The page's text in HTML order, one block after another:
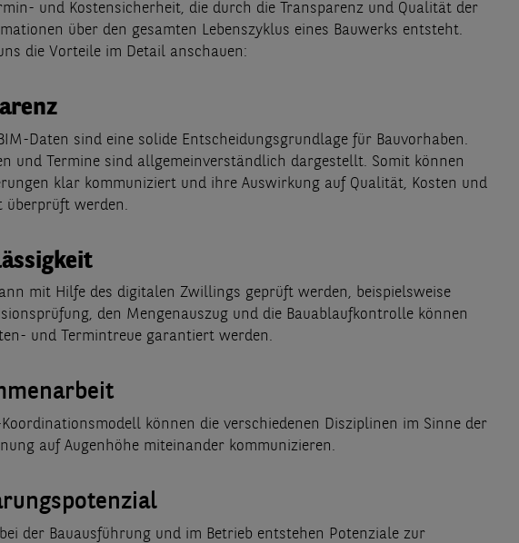
und Kostensicherheit, die durch die Transparenz und Qualität der
über den gesamten Lebenszyklus eines Bauwerks entsteht.
die Vorteile im Detail anschauen:
Daten sind eine solide Entscheidungsgrundlage für Bauvorhaben.
und Termine sind allgemeinverständlich dargestellt. Somit können
klar kommuniziert und ihre Auswirkung auf Qualität, Kosten und
überprüft werden.
mit Hilfe des digitalen Zwillings geprüft werden, beispielsweise
den Mengenauszug und die Bauablaufkontrolle können
und Termintreue garantiert werden.
können die verschiedenen Disziplinen im Sinne der
auf Augenhöhe miteinander kommunizieren.
bei der Bauausführung und im Betrieb entstehen Potenziale zur